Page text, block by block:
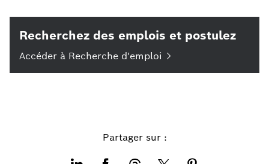
Recherchez des emplois et postulez
Accéder à Recherche d'emploi
Partager sur :